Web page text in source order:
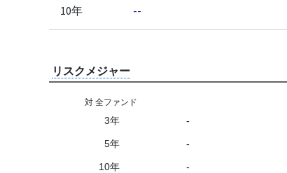
10年 --
リスクメジャー
対 全ファンド
3年 -
5年 -
10年 -